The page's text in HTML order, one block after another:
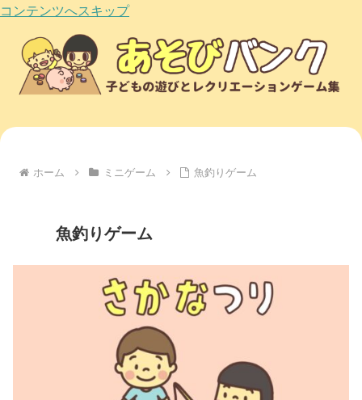
コンテンツへスキップ
ホーム ミニゲーム 魚釣りゲーム
魚釣りゲーム